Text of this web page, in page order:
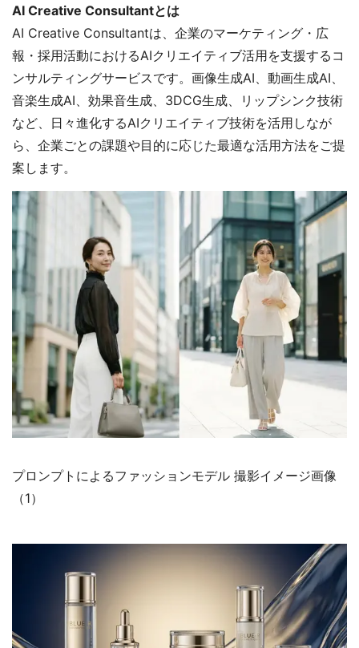
AI Creative Consultantとは
AI Creative Consultantは、企業のマーケティング・広
報・採用活動におけるAIクリエイティブ活用を支援するコ
ンサルティングサービスです。画像生成AI、動画生成AI、
音楽生成AI、効果音生成、3DCG生成、リップシンク技術
など、日々進化するAIクリエイティブ技術を活用しなが
ら、企業ごとの課題や目的に応じた最適な活用方法をご提
案します。
プロンプトによるファッションモデル 撮影イメージ画像
（1）